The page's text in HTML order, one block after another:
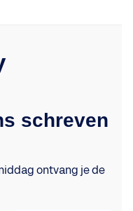
schreven
ontvang je de